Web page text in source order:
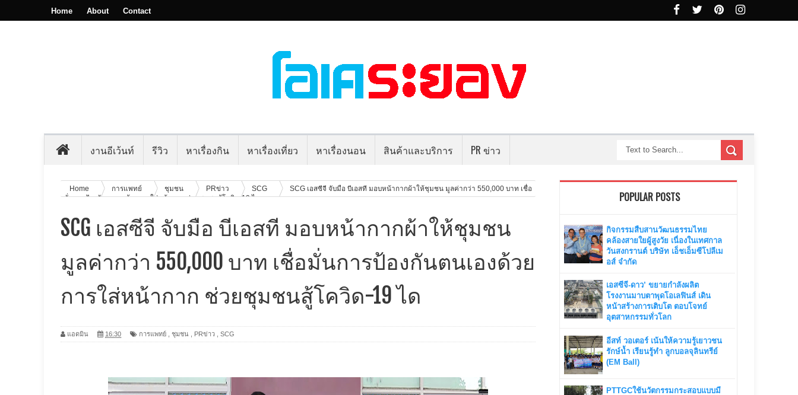
Home About Contact
งานอีเว้นท์ รีวิว หาเรื่องกิน หาเรื่องเที่ยว หาเรื่องนอน สินค้าและบริการ PR ข่าว
Home การแพทย์ ชุมชน PRข่าว SCG
SCG เอสซีจี จับมือ บีเอสที มอบหน้ากากผ้าให้ชุมชน มูลค่ากว่า 550,000 บาท เชื่อ
มั่นการป้องกันตนเองด้วยการใส่หน้ากาก ช่วยชุมชนสู้โควิด-19 ได
SCG เอสซีจี จับมือ บีเอสที มอบหน้ากากผ้าให้ชุมชน
มูลค่ากว่า 550,000 บาท เชื่อมั่นการป้องกันตนเองด้วย
การใส่หน้ากาก ช่วยชุมชนสู้โควิด-19 ได
แอดมิน 16:30 การแพทย์ ชุมชน PRข่าว SCG
POPULAR POSTS
กิจกรรมสืบสานวัฒนธรรมไทย
คล้องสายใยผู้สูงวัย เนื่องในเทศกาล
วันสงกรานต์ บริษัท เอ็ชเอ็มซีโปลีเม
อส์ จำกัด
เอสซีจี-ดาว’ ขยายกำลังผลิต
โรงงานมาบตาพุดโอเลฟินส์ เดิน
หน้าสร้างการเติบโต ตอบโจทย์
อุตสาหกรรมทั่วโลก
อีสท์ วอเตอร์ เน้นให้ความรู้เยาวชน
รักษ์น้ำ เรียนรู้ทำ ลูกบอลจุลินทรีย์
(EM Ball)
PTTGCใช้นวัตกรรมกระสอบแบบมี